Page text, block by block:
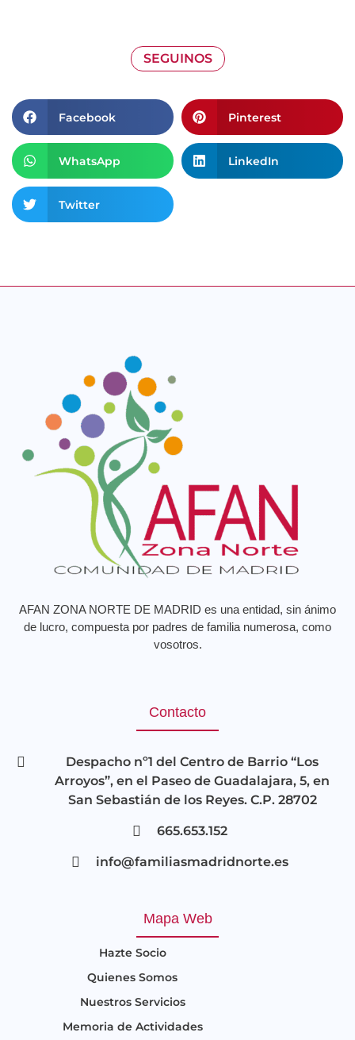
SEGUINOS
Facebook Pinterest
WhatsApp LinkedIn
Twitter
AFAN ZONA NORTE DE MADRID es una entidad, sin ánimo
de lucro, compuesta por padres de familia numerosa, como
vosotros.
Contacto
Despacho nº1 del Centro de Barrio “Los
Arroyos”, en el Paseo de Guadalajara, 5, en
San Sebastián de los Reyes. C.P. 28702
665.653.152
info@familiasmadridnorte.es
Mapa Web
Hazte Socio
Quienes Somos
Nuestros Servicios
Memoria de Actividades